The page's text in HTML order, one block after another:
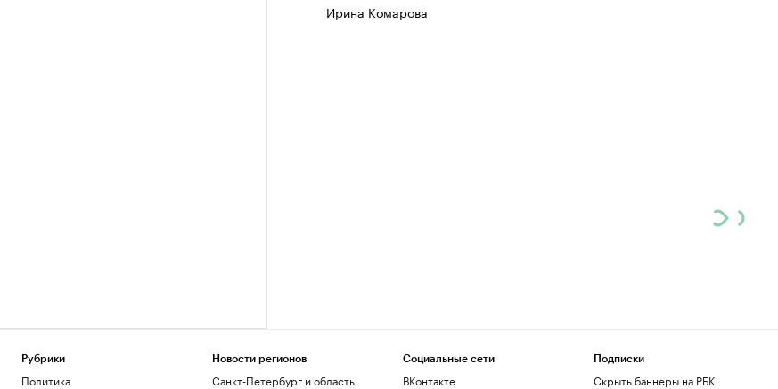
Ирина Комарова
Рубрики
Политика
Новости регионов
Санкт-Петербург и область
Социальные сети
ВКонтакте
Подписки
Скрыть баннеры на РБК